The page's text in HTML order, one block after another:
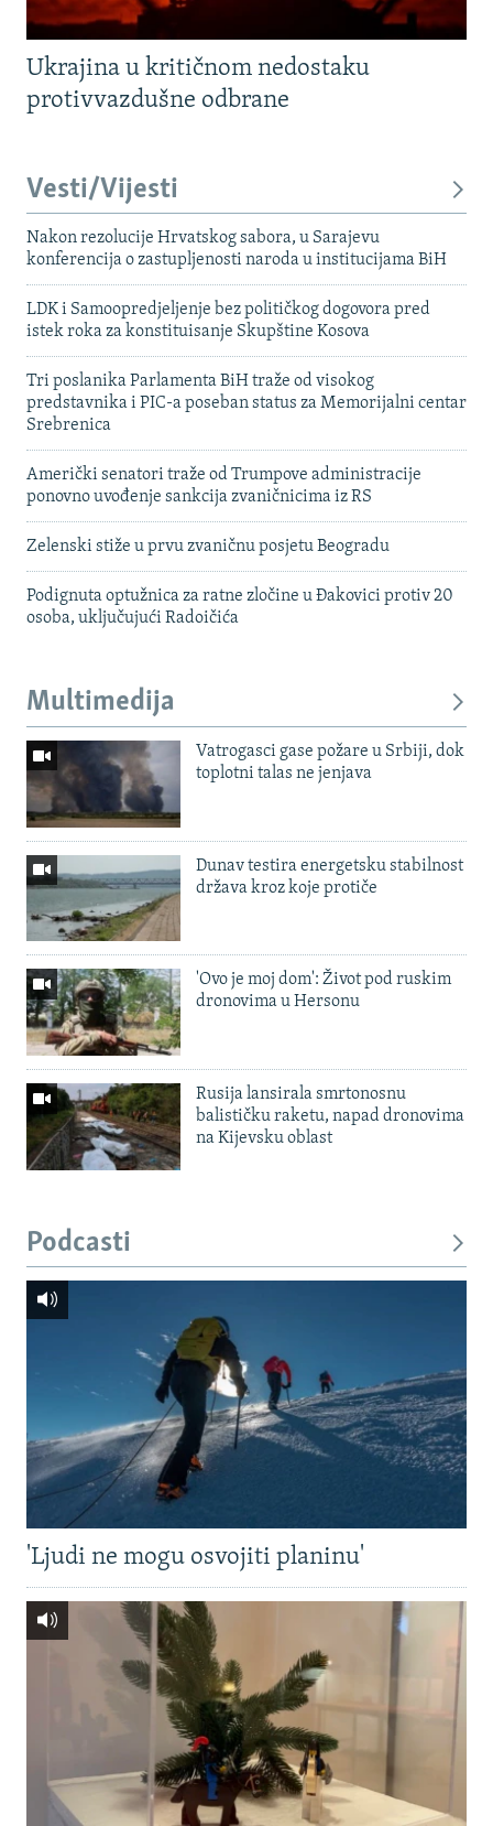
Ukrajina u kritičnom nedostaku
protivvazdušne odbrane
Vesti/Vijesti
Nakon rezolucije Hrvatskog sabora, u Sarajevu
konferencija o zastupljenosti naroda u institucijama BiH
LDK i Samoopredjeljenje bez političkog dogovora pred
istek roka za konstituisanje Skupštine Kosova
Tri poslanika Parlamenta BiH traže od visokog
predstavnika i PIC-a poseban status za Memorijalni centar
Srebrenica
Američki senatori traže od Trumpove administracije
ponovno uvođenje sankcija zvaničnicima iz RS
Zelenski stiže u prvu zvaničnu posjetu Beogradu
Podignuta optužnica za ratne zločine u Đakovici protiv 20
osoba, uključujući Radoičića
Multimedija
Vatrogasci gase požare u Srbiji, dok
toplotni talas ne jenjava
Dunav testira energetsku stabilnost
država kroz koje protiče
'Ovo je moj dom': Život pod ruskim
dronovima u Hersonu
Rusija lansirala smrtonosnu
balističku raketu, napad dronovima
na Kijevsku oblast
Podcasti
'Ljudi ne mogu osvojiti planinu'